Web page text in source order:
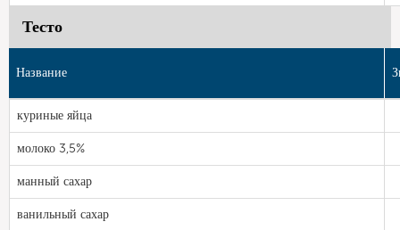
Тесто
Название
куриные яйца
молоко 3,5%
манный сахар
ванильный сахар